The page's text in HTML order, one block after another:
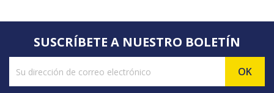
SUSCRÍBETE A NUESTRO BOLETÍN